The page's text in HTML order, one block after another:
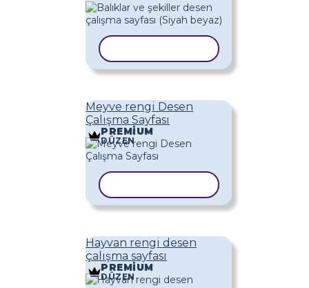
Meyve rengi Desen
Çalışma Sayfası
PREMIUM
DÜZEN
Hayvan rengi desen
çalışma sayfası
PREMIUM
DÜZEN